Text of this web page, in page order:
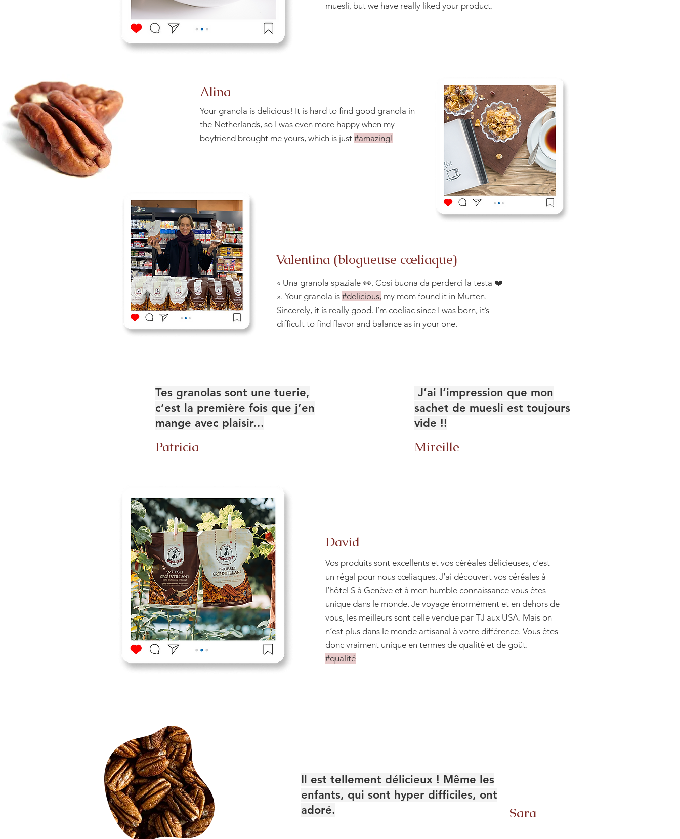
muesli, but we have really liked your product.
Valentina (blogueuse cœliaque)
« Una granola spaziale 👀. Così buona da perderci la testa ❤️
». Your granola is #delicious, my mom found it in Murten.
Sincerely, it is really good. I’m coeliac since I was born, it’s
difficult to find flavor and balance as in your one.
Your granola is delicious! It is hard to find good granola in
the Netherlands, so I was even more happy when my
boyfriend brought me yours, which is just #amazing!
Alina
Tes granolas sont une tuerie,
c’est la première fois que j’en
mange avec plaisir…
Patricia
J’ai l’impression que mon
sachet de muesli est toujours
vide !!
Mireille
David
Vos produits sont excellents et vos céréales délicieuses, c'est
un régal pour nous cœliaques. J’ai découvert vos céréales à
l’hôtel S à Genève et à mon humble connaissance vous êtes
unique dans le monde. Je voyage énormément et en dehors de
vous, les meilleurs sont celle vendue par TJ aux USA. Mais on
n’est plus dans le monde artisanal à votre différence. Vous êtes
donc vraiment unique en termes de qualité et de goût.
#qualité
Il est tellement délicieux ! Même les
enfants, qui sont hyper difficiles, ont
adoré.
Sara